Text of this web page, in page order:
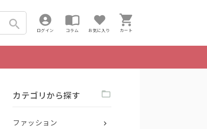
ログイン コラム お気に入り カート
カテゴリから探す
ファッション